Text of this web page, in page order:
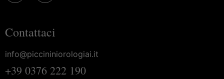
Contattaci
info@piccininiorologiai.it
+39 0376 222 190